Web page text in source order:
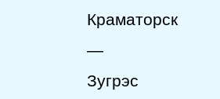
Краматорск
—
Зугрэс